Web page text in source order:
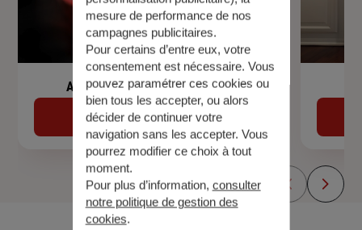
Assurance de prêt immobilier
Découvrir
mesure de performance de nos
campagnes publicitaires.
Pour certains d’entre eux, votre
consentement est nécessaire. Vous
pouvez paramétrer ces cookies ou
bien tous les accepter, ou alors
décider de continuer votre
navigation sans les accepter. Vous
pourrez modifier ce choix à tout
moment.
Pour plus d’information, consulter
notre politique de gestion des
cookies.